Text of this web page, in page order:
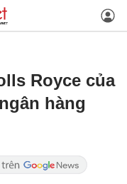
Royce của
hàng